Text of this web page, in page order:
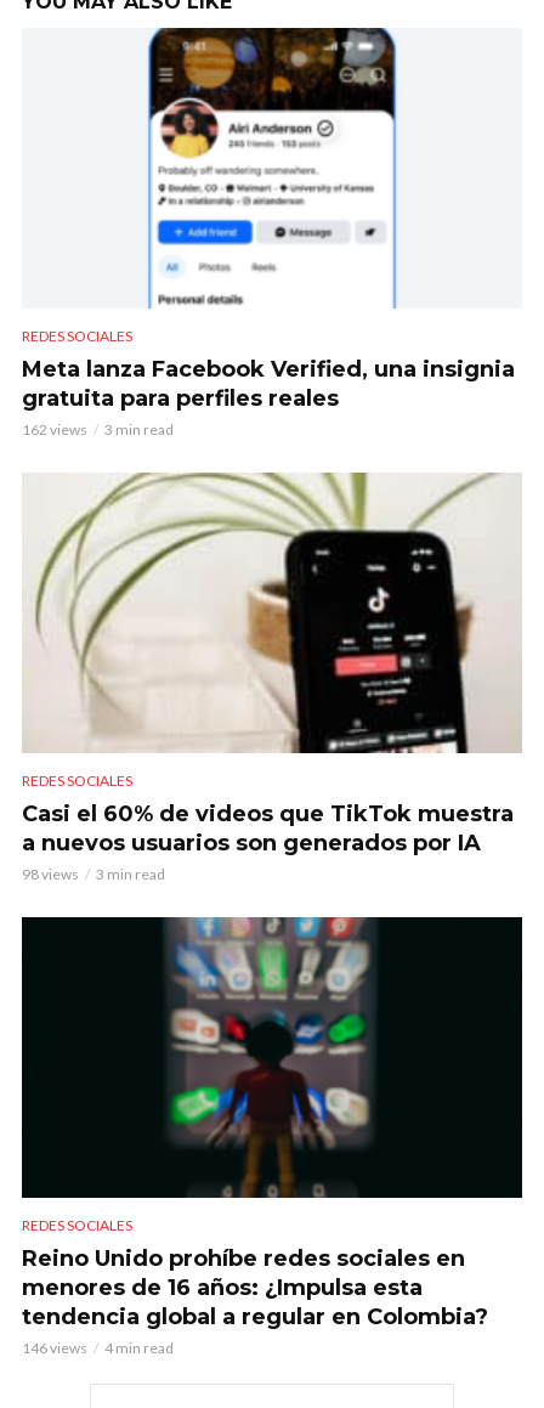
REDES SOCIALES
Meta lanza Facebook Verified, una insignia
gratuita para perfiles reales
162 views 3 min read
REDES SOCIALES
Casi el 60% de videos que TikTok muestra
a nuevos usuarios son generados por IA
98 views 3 min read
REDES SOCIALES
Reino Unido prohíbe redes sociales en
menores de 16 años: ¿Impulsa esta
tendencia global a regular en Colombia?
146 views 4 min read